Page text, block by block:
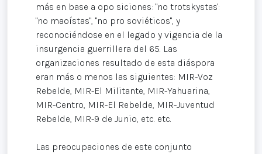
más en base a opo siciones: "no trotskystas':
"no maoístas", "no pro soviéticos", y
reconociéndose en el legado y vigencia de la
insurgencia guerrillera del 65. Las
organizaciones resultado de esta diáspora
eran más o menos las siguientes: MIR-Voz
Rebelde, MIR-El Militante, MIR-Yahuarina,
MIR-Centro, MIR-El Rebelde, MIR-Juventud
Rebelde, MIR-9 de Junio, etc. etc.
Las preocupaciones de este conjunto